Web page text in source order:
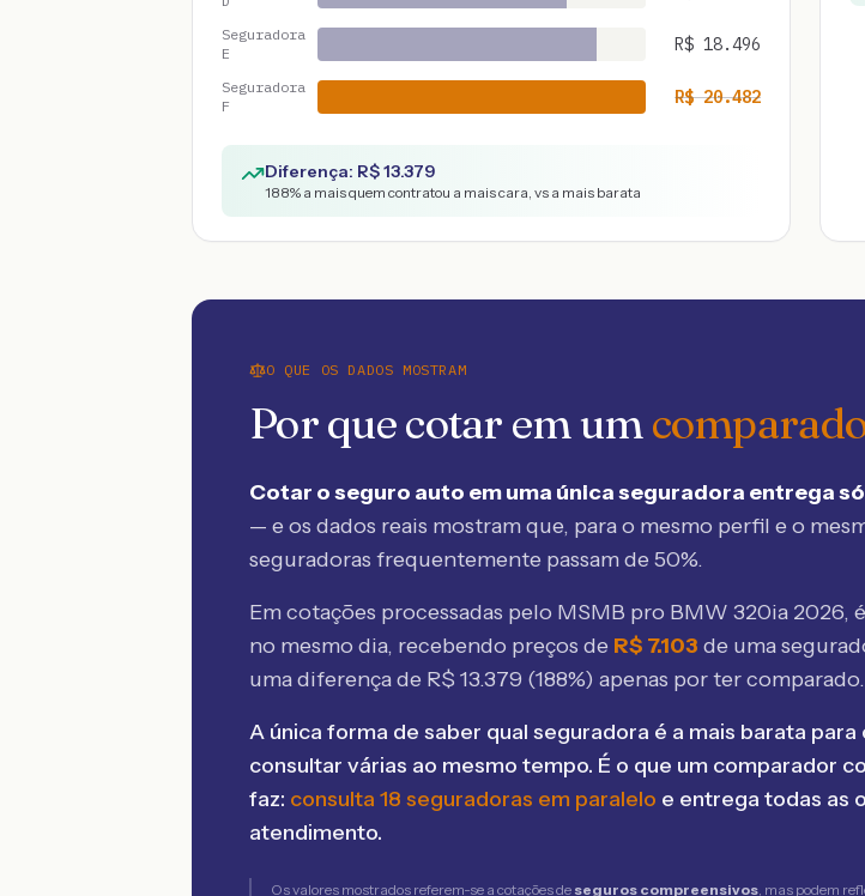
Seguradora
E
R$ 18.496
Seguradora
F
R$20.482
Diferença: R$13.379
188% a mais quem contratou a mais cara, vs a mais barata
O QUE OS DADOS MOSTRAM
Por que cotar em um
Cotar o seguro auto em uma única seguradora entrega
— e os dados reais mostram que, para o mesmo perfil e o
seguradoras frequentemente passam de 50%.
Em cotações processadas pelo MSMB pro BMW 320ia 2026,
no mesmo dia, recebendo preços de R$ 7.103 de uma
uma diferença de R$ 13.379 (188%) apenas por ter comparado.
A única forma de saber qual seguradora é a mais barata
consultar várias ao mesmo tempo. É o que um comparador
faz: consulta 18 seguradoras em paralelo e entrega todas as
atendimento.
Os valores mostrados referem-se a cotações de seguros compreensivos, mas podem